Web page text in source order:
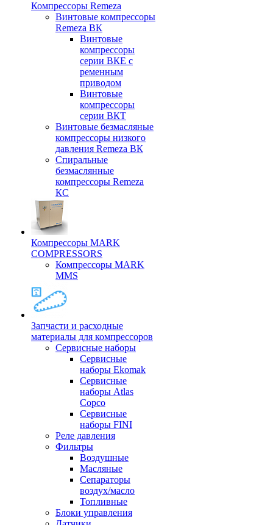
Компрессоры Remeza
Винтовые компрессоры
Remeza ВК
Винтовые
компрессоры
серии ВКЕ с
ременным
приводом
Винтовые
компрессоры
серии ВКТ
Винтовые безмасляные
компрессоры низкого
давления Remeza ВК
Спиральные
безмаслянные
компрессоры Remeza
КС
Компрессоры MARK
COMPRESSORS
Компрессоры MARK
MMS
Запчасти и расходные
материалы для компрессоров
Cервисные наборы
Сервисные
наборы Ekomak
Cервисные
наборы Atlas
Copco
Сервисные
наборы FINI
Реле давления
Фильтры
Воздушные
Масляные
Сепараторы
воздух/масло
Топливные
Блоки управления